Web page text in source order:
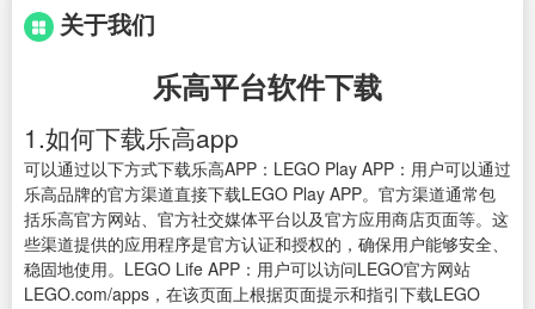
关于我们
乐高平台软件下载
1.如何下载乐高app
可以通过以下方式下载乐高APP：LEGO Play APP：用户可以通过
乐高品牌的官方渠道直接下载LEGO Play APP。官方渠道通常包
括乐高官方网站、官方社交媒体平台以及官方应用商店页面等。这
些渠道提供的应用程序是官方认证和授权的，确保用户能够安全、
稳固地使用。LEGO Life APP：用户可以访问LEGO官方网站
LEGO.com/apps，在该页面上根据页面提示和指引下载LEGO